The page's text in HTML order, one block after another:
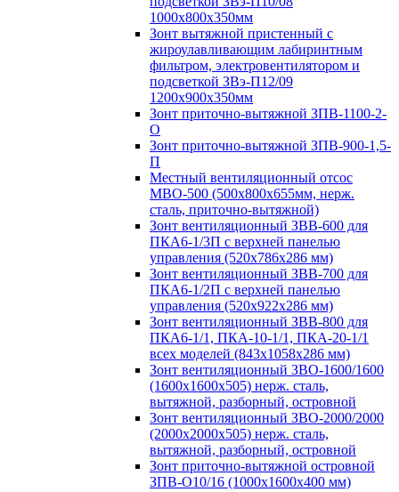
1000х800х350мм
Зонт вытяжной пристенный с
жироулавливающим лабиринтным
фильтром, электровентилятором и
подсветкой ЗВэ-П12/09
1200х900х350мм
Зонт приточно-вытяжной ЗПВ-1100-2-
О
Зонт приточно-вытяжной ЗПВ-900-1,5-
П
Местный вентиляционный отсос
МВО-500 (500х800х655мм, нерж.
сталь, приточно-вытяжной)
Зонт вентиляционный ЗВВ-600 для
ПКА6-1/3П с верхней панелью
управления (520х786х286 мм)
Зонт вентиляционный ЗВВ-700 для
ПКА6-1/2П с верхней панелью
управления (520х922х286 мм)
Зонт вентиляционный ЗВВ-800 для
ПКА6-1/1, ПКА-10-1/1, ПКА-20-1/1
всех моделей (843х1058х286 мм)
Зонт вентиляционный ЗВО-1600/1600
(1600х1600х505) нерж. сталь,
вытяжной, разборный, островной
Зонт вентиляционный ЗВО-2000/2000
(2000х2000х505) нерж. сталь,
вытяжной, разборный, островной
Зонт приточно-вытяжной островной
ЗПВ-О10/16 (1000х1600х400 мм)